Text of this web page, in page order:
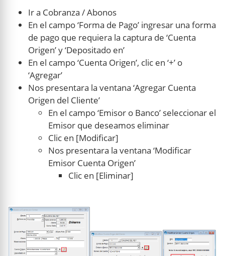
Ir a Cobranza / Abonos
En el campo ‘Forma de Pago’ ingresar una forma
de pago que requiera la captura de ‘Cuenta
Origen’ y ‘Depositado en’
En el campo ‘Cuenta Origen’, clic en ‘+’ o
‘Agregar’
Nos presentara la ventana ‘Agregar Cuenta
Origen del Cliente’
En el campo ‘Emisor o Banco’ seleccionar el
Emisor que deseamos eliminar
Clic en [Modificar]
Nos presentara la ventana ‘Modificar
Emisor Cuenta Origen’
Clic en [Eliminar]